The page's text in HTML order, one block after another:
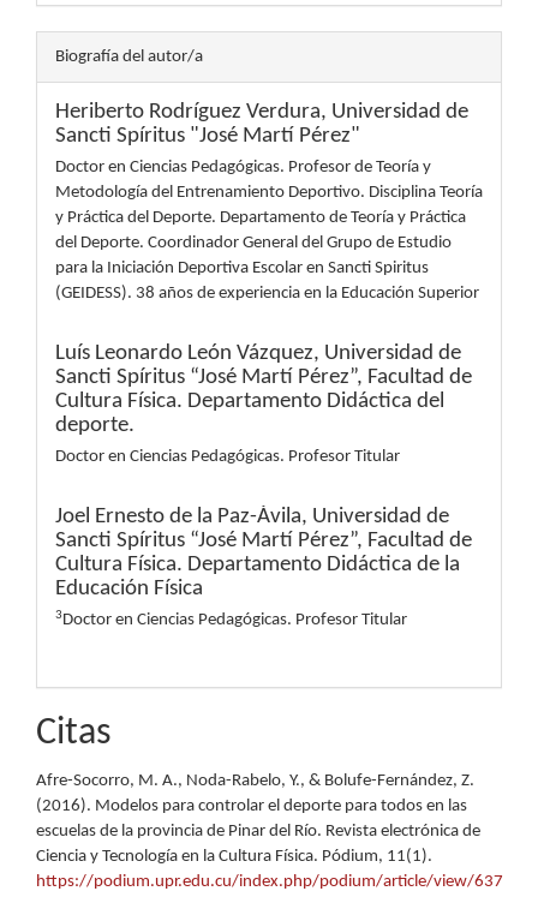
Biografía del autor/a
Heriberto Rodríguez Verdura, Universidad de
Sancti Spíritus "José Martí Pérez"
Doctor en Ciencias Pedagógicas. Profesor de Teoría y
Metodología del Entrenamiento Deportivo. Disciplina Teoría
y Práctica del Deporte. Departamento de Teoría y Práctica
del Deporte. Coordinador General del Grupo de Estudio
para la Iniciación Deportiva Escolar en Sancti Spiritus
(GEIDESS). 38 años de experiencia en la Educación Superior
Luís Leonardo León Vázquez, Universidad de
Sancti Spíritus “José Martí Pérez”, Facultad de
Cultura Física. Departamento Didáctica del
deporte.
Doctor en Ciencias Pedagógicas. Profesor Titular
Joel Ernesto de la Paz-Ávila, Universidad de
Sancti Spíritus “José Martí Pérez”, Facultad de
Cultura Física. Departamento Didáctica de la
Educación Física
3Doctor en Ciencias Pedagógicas. Profesor Titular
Citas
Afre-Socorro, M. A., Noda-Rabelo, Y., & Bolufe-Fernández, Z.
(2016). Modelos para controlar el deporte para todos en las
escuelas de la provincia de Pinar del Río. Revista electrónica de
Ciencia y Tecnología en la Cultura Física. Pódium, 11(1).
https://podium.upr.edu.cu/index.php/podium/article/view/637